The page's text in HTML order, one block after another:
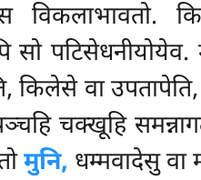
सो पटिसेधनीयोयेव.
किलेसे वा
चक्खूहि
मुनि, धम्मवादेसु वा